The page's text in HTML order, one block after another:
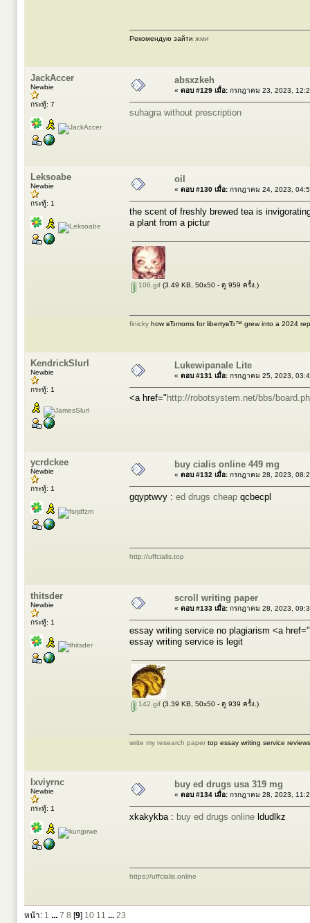
Рекомендую зайти жми
JackAccer
Newbie
กระทู้: 7
absxzkeh
« ตอบ #129 เมื่อ: กรกฎาคม 23, 2023,
suhagra without prescription
Leksoabe
Newbie
กระทู้: 1
oil
« ตอบ #130 เมื่อ: กรกฎาคม 24, 2023,
the scent of freshly brewed tea is
a plant from a pictur
106.gif (3.49 KB, 50x50 - ดู 959 ครั้ง.)
finicky how вЂmoms for libertyвЂ™ grew into a 2024
KendrickSlurl
Newbie
กระทู้: 1
Lukewipanale Lite
« ตอบ #131 เมื่อ: กรกฎาคม 25, 2023,
<a href=" http://robotsystem.net/bbs/
ycrdckee
Newbie
กระทู้: 1
buy cialis online 449 mg
« ตอบ #132 เมื่อ: กรกฎาคม 28, 2023,
gqyptwvy : ed drugs cheap qcbecpl
http://uffcialis.top
thitsder
Newbie
กระทู้: 1
scroll writing paper
« ตอบ #133 เมื่อ: กรกฎาคม 28, 2023,
essay writing service no plagiarism <a href="
essay writing service is legit
142.gif (3.39 KB, 50x50 - ดู 939 ครั้ง.)
write my research paper top essay writing service reviews
lxviyrnc
Newbie
กระทู้: 1
buy ed drugs usa 319 mg
« ตอบ #134 เมื่อ: กรกฎาคม 28, 2023,
xkakykba : buy ed drugs online ldudlkz
https://uffcialis.online
หน้า: 1 ... 7 8 [9] 10 11 ... 23